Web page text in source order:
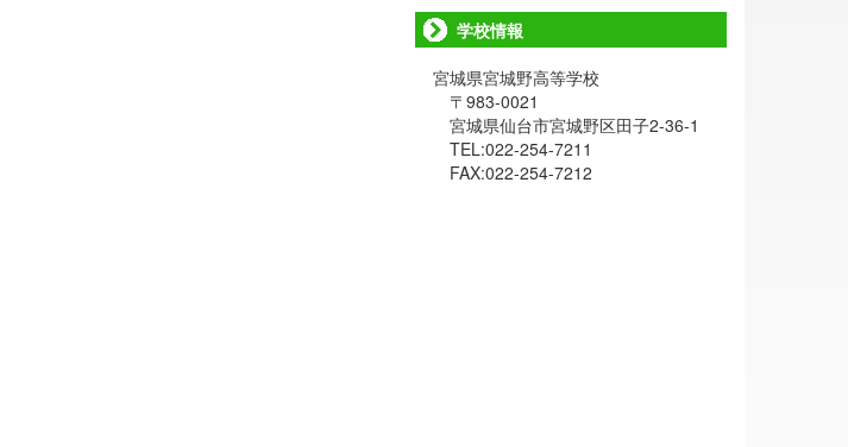
学校情報
宮城県宮城野高等学校
〒983-0021
宮城県仙台市宮城野区田子2-36-1
TEL:022-254-7211
FAX:022-254-7212